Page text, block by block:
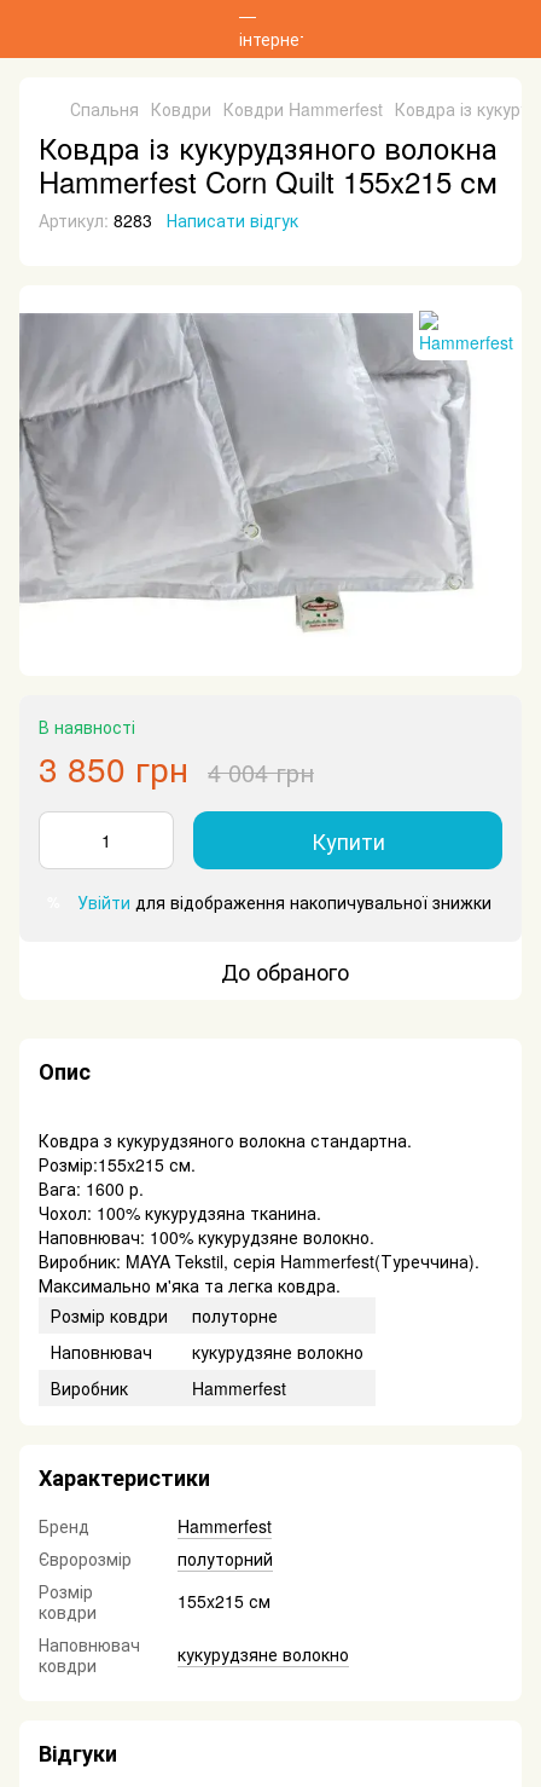
Спальня Ковдри Ковдри Hammerfest Ковдра із
Ковдра із кукурудзяного волокна
Hammerfest Corn Quilt 155x215 см
Артикул: 8283 Написати відгук
В наявності
3 850 грн 4 004 грн
Купити
Увійти для відображення накопичувальної знижки
До обраного
Опис
Ковдра з кукурудзяного волокна стандартна.
Розмір:155x215 см.
Вага: 1600 р.
Чохол: 100% кукурудзяна тканина.
Наповнювач: 100% кукурудзяне волокно.
Виробник: MAYA Tekstil, серія Hammerfest(Туреччина).
Максимально м'яка та легка ковдра.
Розмір ковдри
полуторне
Наповнювач
кукурудзяне волокно
Виробник
Hammerfest
Характеристики
Бренд
Hammerfest
Євророзмір
полуторний
Розмір
ковдри
155x215 см
Наповнювач
ковдри
кукурудзяне волокно
Відгуки